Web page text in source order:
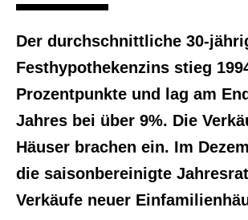
Der durchschnittliche 30-
Festhypothekenzins stieg
Prozentpunkte und lag am
Jahres bei über 9%. Die
Häuser brachen ein. Im
die saisonbereinigte
Verkäufe neuer